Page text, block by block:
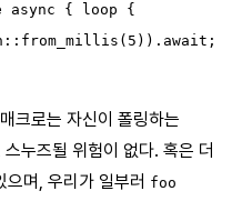
async { loop {
매크로는 자신이 폴링하는
누즈될 위험이 없다. 혹은 더
며, 우리가 일부러 foo